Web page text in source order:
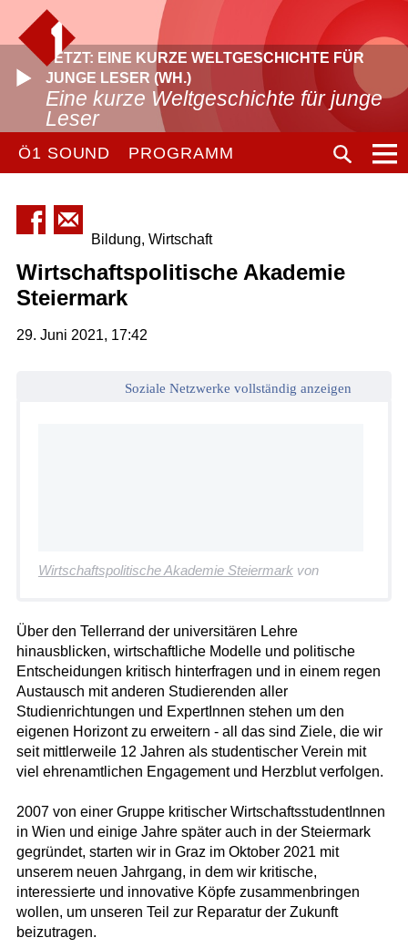
JETZT: EINE KURZE WELTGESCHICHTE FÜR
JUNGE LESER (WH.)
Eine kurze Weltgeschichte für junge
Leser
Ö1 SOUND PROGRAMM
Bildung, Wirtschaft
Wirtschaftspolitische Akademie
Steiermark
29. Juni 2021, 17:42
Soziale Netzwerke vollständig anzeigen
Wirtschaftspolitische Akademie Steiermarkvon
Über den Tellerrand der universitären Lehre
hinausblicken, wirtschaftliche Modelle und politische
Entscheidungen kritisch hinterfragen und in einem regen
Austausch mit anderen Studierenden aller
Studienrichtungen und ExpertInnen stehen um den
eigenen Horizont zu erweitern - all das sind Ziele, die wir
seit mittlerweile 12 Jahren als studentischer Verein mit
viel ehrenamtlichen Engagement und Herzblut verfolgen.
2007 von einer Gruppe kritischer WirtschaftsstudentInnen
in Wien und einige Jahre später auch in der Steiermark
gegründet, starten wir in Graz im Oktober 2021 mit
unserem neuen Jahrgang, in dem wir kritische,
interessierte und innovative Köpfe zusammenbringen
wollen, um unseren Teil zur Reparatur der Zukunft
beizutragen.